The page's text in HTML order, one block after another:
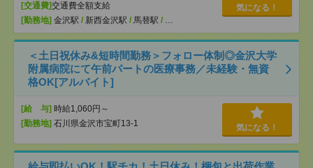
[交通費]交通費全額支給
[勤務地] 金沢駅 / 新西金沢駅 / 馬替駅 / …
気になる！
＜土日祝休み&短時間勤務＞フォロー体制◎金沢大学
附属病院にて午前パートの医療事務／未経験・無資
格OK[アルバイト]
[給 与] 時給1,060円～
[勤務地] 石川県金沢市宝町13-1 気になる！